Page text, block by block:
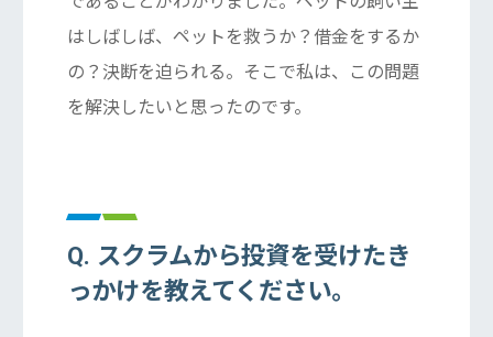
はしばしば、ペットを救うか？借金をするか
の？決断を迫られる。そこで私は、この問題
を解決したいと思ったのです。
Q. スクラムから投資を受けたき
っかけを教えてください。